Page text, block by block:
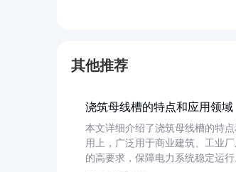
其他推荐
浇筑母线槽的特点和应用领域
本文详细介绍了浇筑母线槽的特
用上，广泛用于商业建筑、工业
的高要求，保障电力系统稳定运行